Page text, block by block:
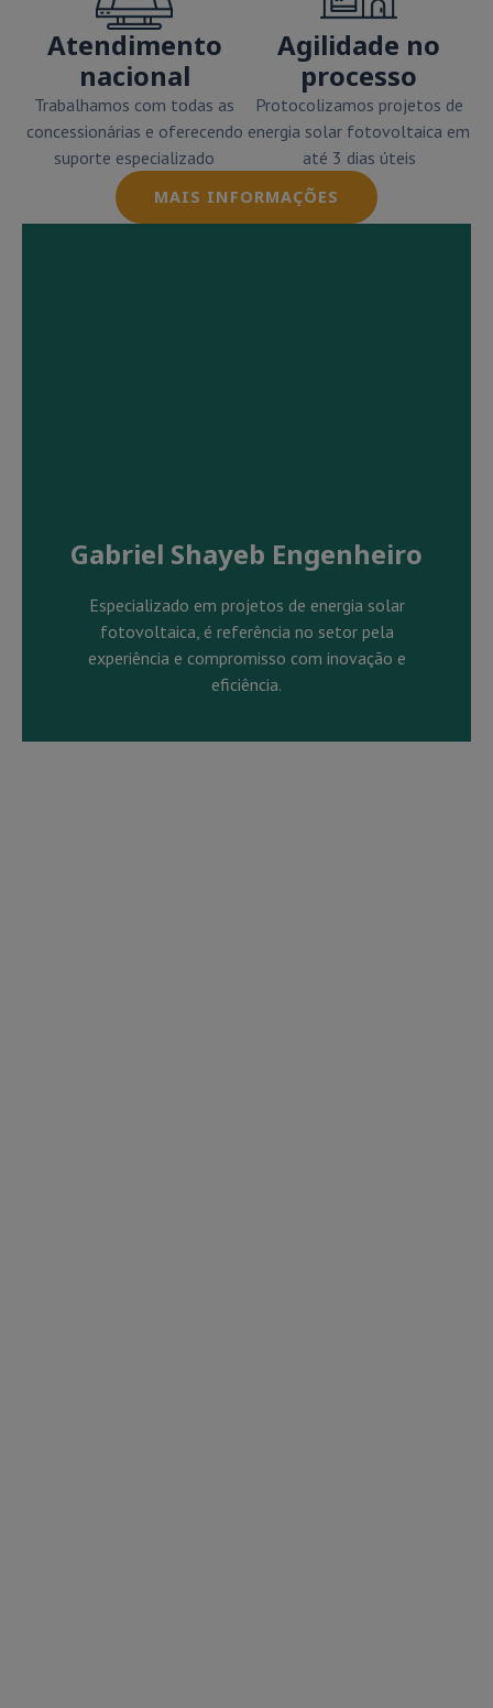
Atendimento
nacional
Trabalhamos com todas as
concessionárias e oferecendo
suporte especializado
Agilidade no
processo
Protocolizamos projetos de
energia solar fotovoltaica em
até 3 dias úteis
MAIS INFORMAÇÕES
Gabriel Shayeb Engenheiro
Especializado em projetos de energia solar
fotovoltaica, é referência no setor pela
experiência e compromisso com inovação e
eficiência.